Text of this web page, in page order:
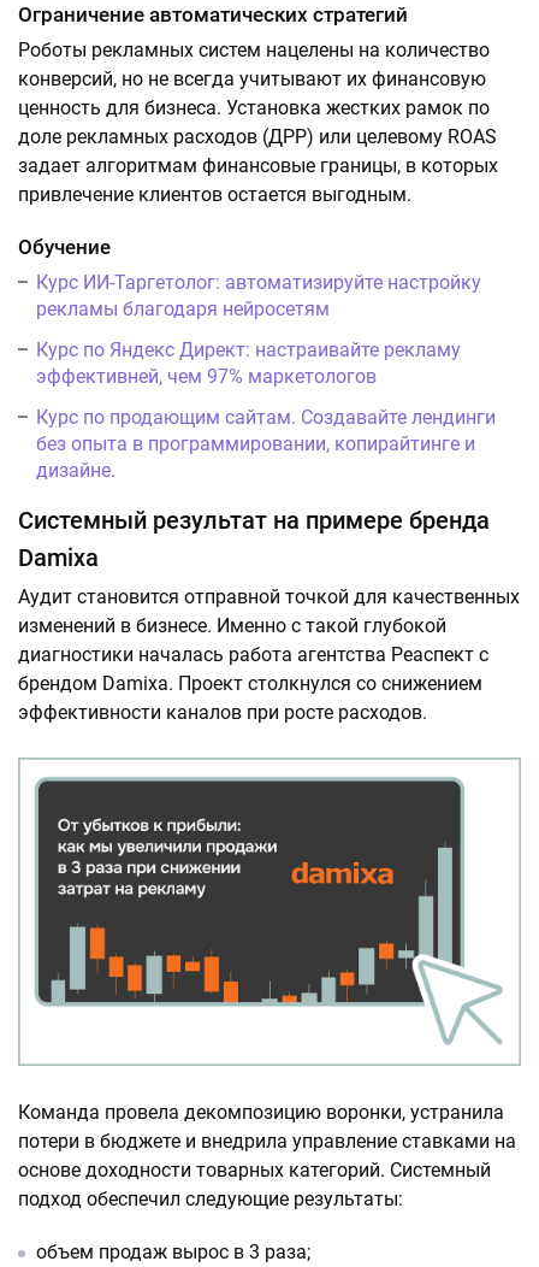
Ограничение автоматических стратегий
Роботы рекламных систем нацелены на количество
конверсий, но не всегда учитывают их финансовую
ценность для бизнеса. Установка жестких рамок по
доле рекламных расходов (ДРР) или целевому ROAS
задает алгоритмам финансовые границы, в которых
привлечение клиентов остается выгодным.
Обучение
Курс ИИ-Таргетолог: автоматизируйте настройку
рекламы благодаря нейросетям
Курс по Яндекс Директ: настраивайте рекламу
эффективней, чем 97% маркетологов
Курс по продающим сайтам. Создавайте лендинги
без опыта в программировании, копирайтинге и
дизайне.
Системный результат на примере бренда
Damixa
Аудит становится отправной точкой для качественных
изменений в бизнесе. Именно с такой глубокой
диагностики началась работа агентства Реаспект с
брендом Damixa. Проект столкнулся со снижением
эффективности каналов при росте расходов.
Команда провела декомпозицию воронки, устранила
потери в бюджете и внедрила управление ставками на
основе доходности товарных категорий. Системный
подход обеспечил следующие результаты:
объем продаж вырос в 3 раза;